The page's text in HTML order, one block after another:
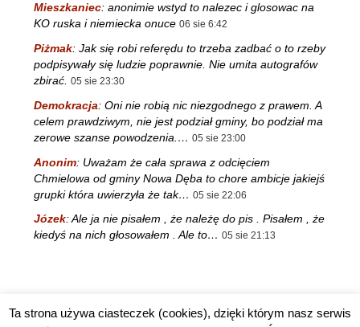
Mieszkaniec: anonimie wstyd to nalezec i glosowac na
KO ruska i niemiecka onuce 06 sie 6:42
Piżmak: Jak się robi referędu to trzeba zadbać o to rzeby
podpisywały się ludzie poprawnie. Nie umita autografów
zbirać. 05 sie 23:30
Demokracja: Oni nie robią nic niezgodnego z prawem. A
celem prawdziwym, nie jest podział gminy, bo podział ma
zerowe szanse powodzenia.… 05 sie 23:00
Anonim: Uważam że cała sprawa z odcięciem
Chmielowa od gminy Nowa Dęba to chore ambicje jakiejś
grupki która uwierzyła że tak… 05 sie 22:06
Józek:Ale ja nie pisałem , że należę do pis . Pisałem , że
kiedyś na nich głosowałem . Ale to… 05 sie 21:13
Ta strona używa ciasteczek (cookies), dzięki którym nasz serwis